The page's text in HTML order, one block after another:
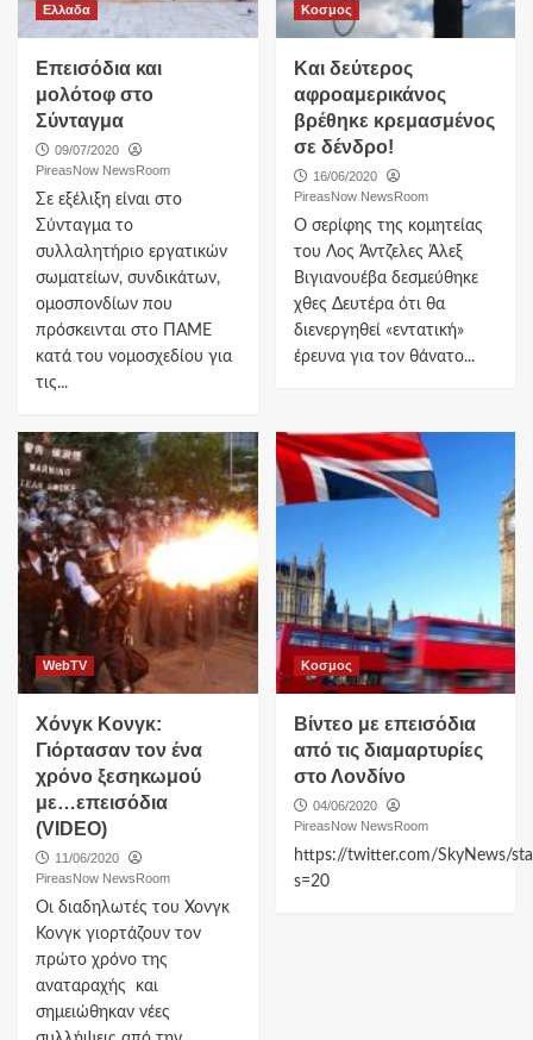
Ελλαδα
Επεισόδια και
μολότοφ στο
Σύνταγμα
09/07/2020
PireasNow NewsRoom
Σε εξέλιξη είναι στο
Σύνταγμα το
συλλαλητήριο εργατικών
σωματείων, συνδικάτων,
ομοσπονδίων που
πρόσκεινται στο ΠΑΜΕ
κατά του νομοσχεδίου για
τις...
Κοσμος
Και δεύτερος
αφροαμερικάνος
βρέθηκε κρεμασμένος
σε δένδρο!
16/06/2020
PireasNow NewsRoom
Ο σερίφης της κομητείας
του Λος Άντζελες Άλεξ
Βιγιανουέβα δεσμεύθηκε
χθες Δευτέρα ότι θα
διενεργηθεί «εντατική»
έρευνα για τον θάνατο...
WebTV
Χόνγκ Κονγκ:
Γιόρτασαν τον ένα
χρόνο ξεσηκωμού
με…επεισόδια
(VIDEO)
11/06/2020
PireasNow NewsRoom
Οι διαδηλωτές του Χονγκ
Κονγκ γιορτάζουν τον
πρώτο χρόνο της
αναταραχής και
σημειώθηκαν νέες
Κοσμος
Βίντεο με επεισόδια
από τις διαμαρτυρίες
στο Λονδίνο
04/06/2020
PireasNow NewsRoom
https://twitter.com/SkyNews/
s=20